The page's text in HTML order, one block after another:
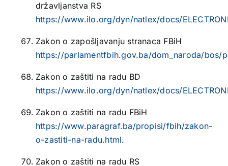
državljanstva RS
https://www.ilo.org/dyn/natlex/docs/
Zakon o zapošljavanju stranaca FBiH
https://parlamentfbih.gov.ba/dom_naroda/bos/
Zakon o zaštiti na radu BD
https://www.ilo.org/dyn/natlex/docs/
Zakon o zaštiti na radu FBiH
https://www.paragraf.ba/propisi/fbih/zakon-
o-zastiti-na-radu.html.
Zakon o zaštiti na radu RS